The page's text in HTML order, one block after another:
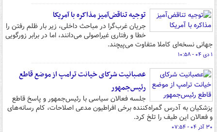
توجیه تناقض‌آمیز مذاکره با آمریکا
جریان غرب‌گرا در مباحث داخلی، زیر بار ظلم رفتن را
خطا و رفتاری غیراصولی می‌دانند، اما در برابر زورگویی
جهانی نسخه‌ای کاملا متفاوت می‌پیچند.
۱ دی ۰۴ - ۱۰:۵۸
عصبانیت شرکای خیانت ترامپ از موضع قاطع
رئیس‌جمهور
جلسه فعالان سیاسی با رئیس‌جمهور و پاسخ قاطع
پزشکیان به آدرس گمراه‌کننده برخی افراطیون مدعی اصلاحات، کام رسانه‌های
و فعالان این طیف را تلخ کرد.
۳۰ آذر ۰۴ - ۰۷:۵۴